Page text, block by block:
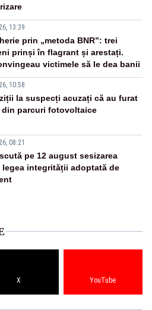
13:39
prin „metoda BNR”: trei
prinși în flagrant și arestați.
victimele să le dea banii
10:58
la suspecți acuzați că au furat
parcuri fotovoltaice
08:21
pe 12 august sesizarea
legea integrității adoptată de
X YouTube